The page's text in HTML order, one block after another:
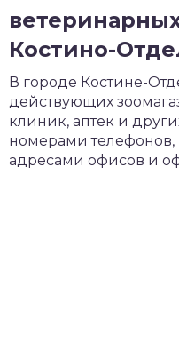
Костино-
В городе Костине-
действующих
клиник, аптек и
номерами телефонов,
адресами офисов и